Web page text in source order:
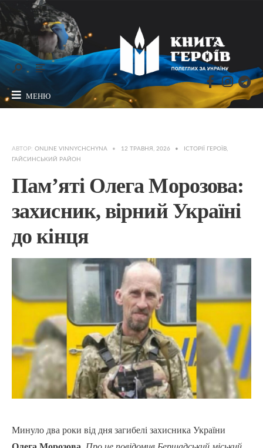
МЕНЮ
АВТОР: ONLINE VINNYCHCHYNA • 12 ТРАВНЯ, 2026 • ІСТОРІЇ ГЕРОЇВ,
ГАЙСИНСЬКИЙ РАЙОН
Пам’яті Олега Морозова:
захисник, вірний Україні
до кінця
Минуло два роки від дня загибелі захисника України